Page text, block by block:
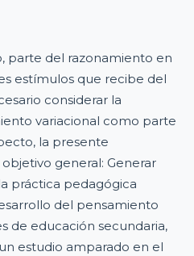
parte del razonamiento en
estímulos que recibe del
considerar la
variacional como parte
la presente
general: Generar
práctica pedagógica
del pensamiento
de educación secundaria,
estudio amparado en el